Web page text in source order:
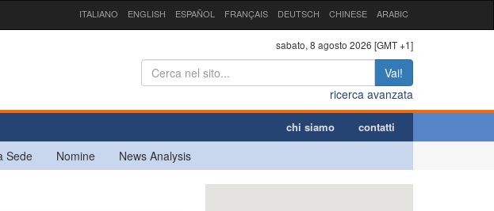
ITALIANO ENGLISH ESPAÑOL FRANÇAIS DEUTSCH CHINESE ARABIC
sabato, 8 agosto 2026 [GMT +1]
Vai!
ricerca avanzata
chi siamo contatti
Sede Nomine News Analysis